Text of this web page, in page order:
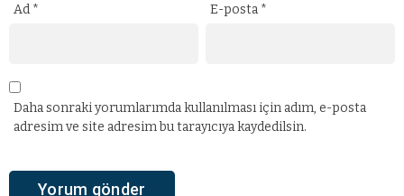
Ad * E-posta *
Daha sonraki yorumlarımda kullanılması için adım, e-posta
adresim ve site adresim bu tarayıcıya kaydedilsin.